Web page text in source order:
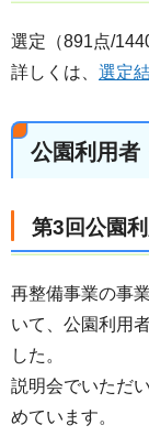
選定（891点/
詳しくは、 選定
公園利用者
第3回公園
再整備事業の事
いて、公園利用
した。
説明会でいただ
めています。